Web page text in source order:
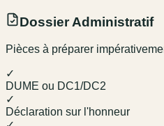
Dossier Administratif
Pièces à préparer
✓
DUME ou DC1/DC2
✓
Déclaration sur l'honneur